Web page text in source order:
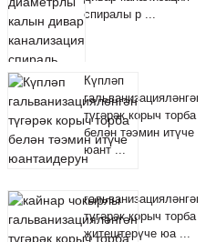
спиралы р ...
Күпләп
гальванизацияләнгән
түгәрәк корыч торба
белән тәэмин итүче
юант ...
гальванизацияләнгән
түгәрәк корыч торба
җитештерүче юа ...